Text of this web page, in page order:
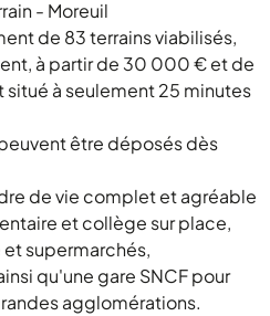
- Moreuil
de 83 terrains viabilisés,
à partir de 30 000 € et de
situé à seulement 25 minutes
être déposés dès
de vie complet et agréable
et collège sur place,
supermarchés,
qu'une gare SNCF pour
agglomérations.